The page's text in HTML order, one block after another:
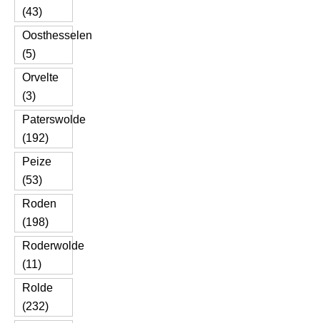
(43)
Oosthesselen
(5)
Orvelte
(3)
Paterswolde
(192)
Peize
(53)
Roden
(198)
Roderwolde
(11)
Rolde
(232)